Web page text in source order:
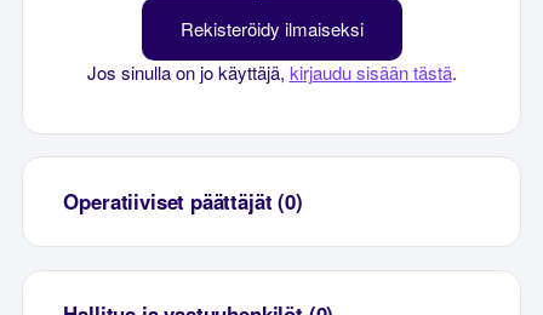
Rekisteröidy ilmaiseksi
Jos sinulla on jo käyttäjä, kirjaudu sisään tästä.
Operatiiviset päättäjät (0)